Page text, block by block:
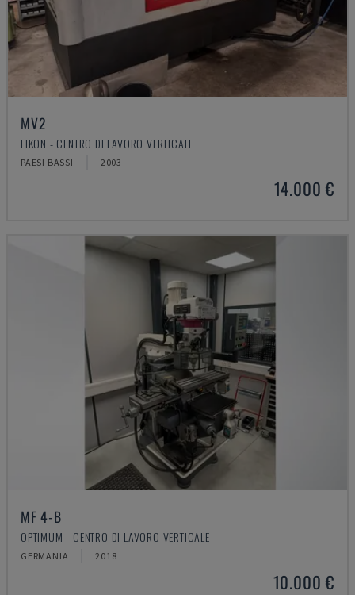
MV2
EIKON - CENTRO DI LAVORO VERTICALE
PAESI BASSI 2003
14.000 €
MF 4-B
OPTIMUM - CENTRO DI LAVORO VERTICALE
GERMANIA 2018
10.000 €